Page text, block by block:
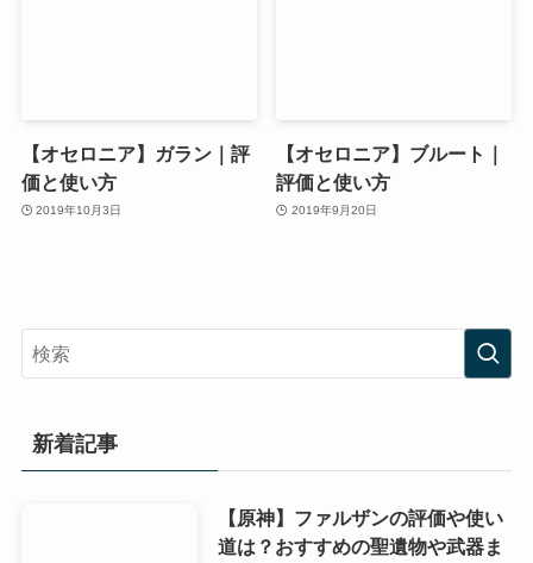
【オセロニア】ガラン｜評
価と使い方
2019年10月3日
【オセロニア】ブルート｜
評価と使い方
2019年9月20日
新着記事
【原神】ファルザンの評価や使い
道は？おすすめの聖遺物や武器ま